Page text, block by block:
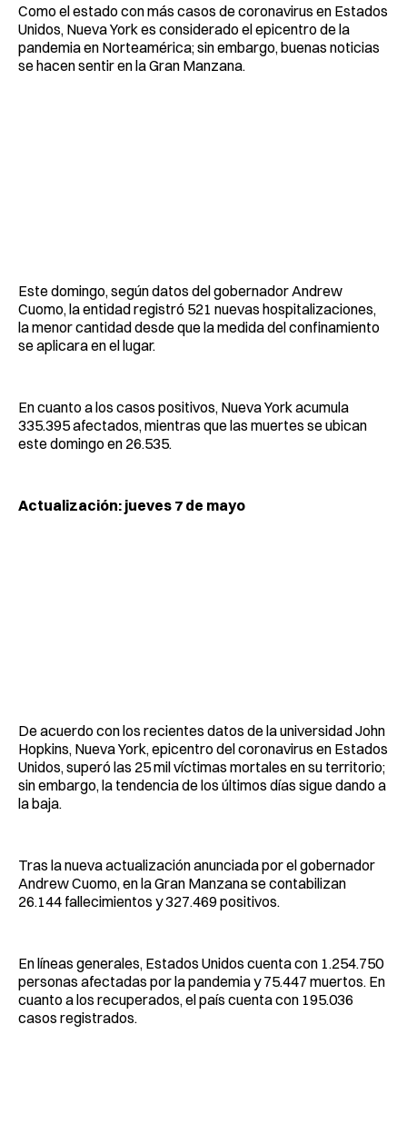
Como el estado con más casos de coronavirus en Estados
Unidos, Nueva York es considerado el epicentro de la
pandemia en Norteamérica; sin embargo, buenas noticias
se hacen sentir en la Gran Manzana.
Este domingo, según datos del gobernador Andrew
Cuomo, la entidad registró 521 nuevas hospitalizaciones,
la menor cantidad desde que la medida del confinamiento
se aplicara en el lugar.
En cuanto a los casos positivos, Nueva York acumula
335.395 afectados, mientras que las muertes se ubican
este domingo en 26.535.
Actualización: jueves 7 de mayo
De acuerdo con los recientes datos de la universidad John
Hopkins, Nueva York, epicentro del coronavirus en Estados
Unidos, superó las 25 mil víctimas mortales en su territorio;
sin embargo, la tendencia de los últimos días sigue dando a
la baja.
Tras la nueva actualización anunciada por el gobernador
Andrew Cuomo, en la Gran Manzana se contabilizan
26.144 fallecimientos y 327.469 positivos.
En líneas generales, Estados Unidos cuenta con 1.254.750
personas afectadas por la pandemia y 75.447 muertos. En
cuanto a los recuperados, el país cuenta con 195.036
casos registrados.